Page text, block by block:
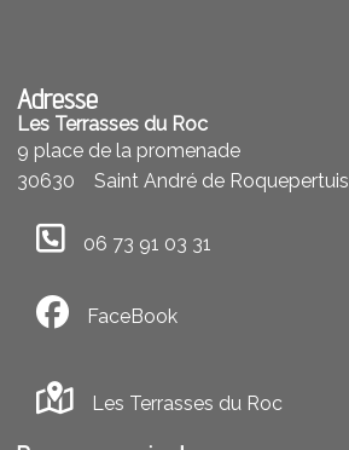
Adresse
Les Terrasses du Roc
9 place de la promenade
30630
Saint André de Roquepertuis
06 73 91 03 31
FaceBook
Les Terrasses du Roc